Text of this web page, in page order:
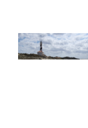
contingut